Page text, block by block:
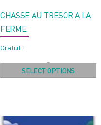
CHASSE AU TRESOR A LA
FERME
Gratuit !
SELECT OPTIONS